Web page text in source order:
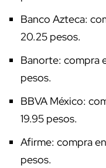
Banco Azteca:
20.25 pesos.
Banorte: compra
pesos.
BBVA México:
19.95 pesos.
Afirme: compra
pesos.